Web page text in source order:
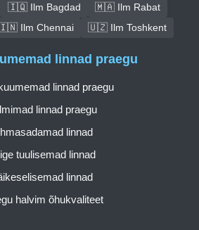
🇮🇶 Ilm Bagdad
🇲🇦 Ilm Rabat
Ilm Chennai 🇺🇿 Ilm Toshkent
linnad praegu
linnad praegu
linnad praegu
linnad
tuulisemad linnad
linnad
halvim õhukvaliteet